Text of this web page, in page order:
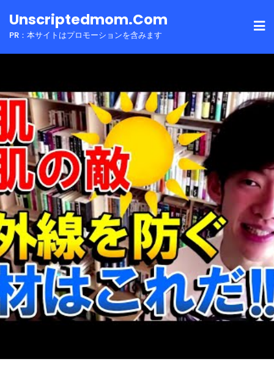
toUnscriptedmom.com
PR：本サイトはプロモーションを含みます